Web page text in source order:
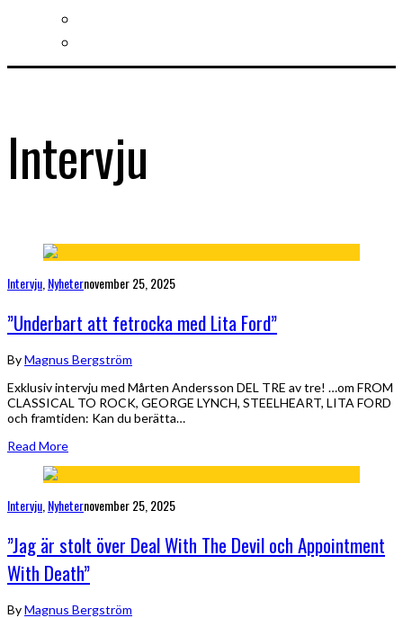
Intervju
Intervju,Nyheternovember 25, 2025
”Underbart att fetrocka med Lita Ford”
ByMagnus Bergström
Exklusiv intervju med Mårten Andersson DEL TRE av tre! …om FROM
CLASSICAL TO ROCK, GEORGE LYNCH, STEELHEART, LITA FORD
och framtiden: Kan du berätta…
Read More
Intervju Nyheternovember 25, 2025
”Jag är stolt över Deal With The Devil och Appointment
With Death”
ByMagnus Bergström